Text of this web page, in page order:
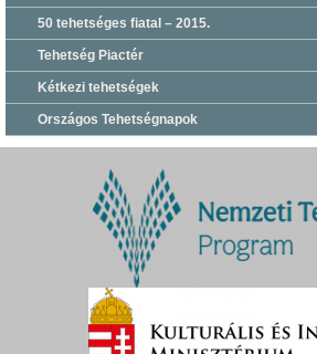
50 tehetséges fiatal – 2015.
Tehetség Piactér
Kétkezi tehetségek
Országos Tehetségnapok